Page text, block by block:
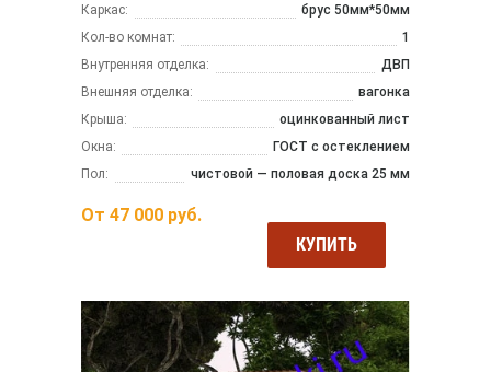
Каркас:
брус 50мм*50мм
Кол-во комнат:
1
Внутренняя отделка:
ДВП
Внешняя отделка:
вагонка
Крыша:
оцинкованный лист
Окна:
ГОСТ с остеклением
Пол:
чистовой — половая доска 25 мм
От 47 000 руб.
КУПИТЬ